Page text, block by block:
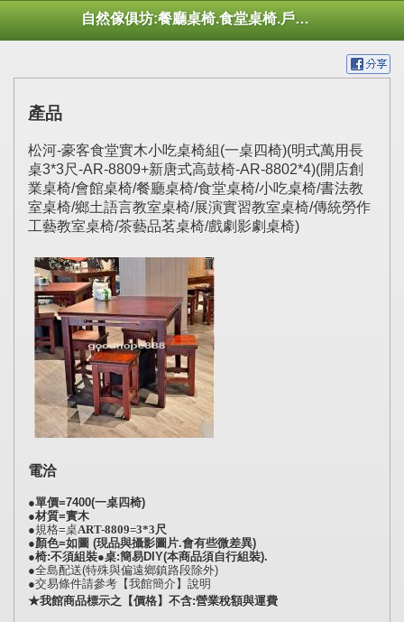
自然傢俱坊:餐廳桌椅.食堂桌椅.戶外桌椅.休閒桌椅.幼托桌椅.庭院市集陽傘
產品
松河-豪客食堂實木小吃桌椅組(一桌四椅)(明式萬用長
桌3*3尺-AR-8809+新唐式高鼓椅-AR-8802*4)(開店創
業桌椅/會館桌椅/餐廳桌椅/食堂桌椅/小吃桌椅/書法教
室桌椅/鄉土語言教室桌椅/展演實習教室桌椅/傳統勞作
工藝教室桌椅/茶藝品茗桌椅/戲劇影劇桌椅)
電洽
●單價=7400(一桌四椅)
●材質=實木
●規格=桌ART-8809=3*3尺
●顏色=如圖 (現品與攝影圖片.會有些微差異)
●椅:不須組裝●桌:簡易DIY(本商品須自行組裝).
●全島配送(特殊與偏遠鄉鎮路段除外)
●交易條件請參考【我館簡介】說明
★我館商品標示之【價格】不含:營業稅額與運費